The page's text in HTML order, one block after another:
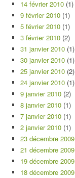
14 février 2010 (1)
9 février 2010 (1)
5 février 2010 (1)
3 février 2010 (2)
31 janvier 2010 (1)
30 janvier 2010 (1)
25 janvier 2010 (2)
24 janvier 2010 (1)
9 janvier 2010 (2)
8 janvier 2010 (1)
7 janvier 2010 (1)
2 janvier 2010 (1)
23 décembre 2009
21 décembre 2009
19 décembre 2009
18 décembre 2009